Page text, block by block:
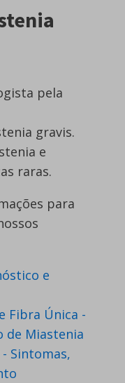
pela
gravis.
e
raras.
para
e
Fibra Única -
de Miastenia
Sintomas,